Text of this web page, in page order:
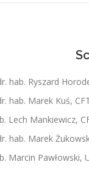
hab. Ryszard
hab. Marek Kuś,
Lech Mankiewicz,
hab. Marek
Marcin Pawłowski,